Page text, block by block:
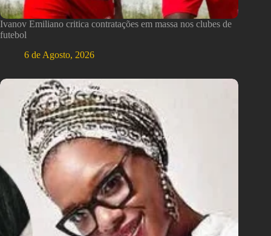
Ivanov Emiliano critica contratações em massa nos clubes de
futebol
6 de Agosto, 2026